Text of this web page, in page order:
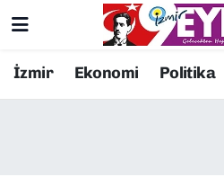
İzmir Ekonomi Politika
Resmi İlanlar
Konak Nöbetçi Eczaneler